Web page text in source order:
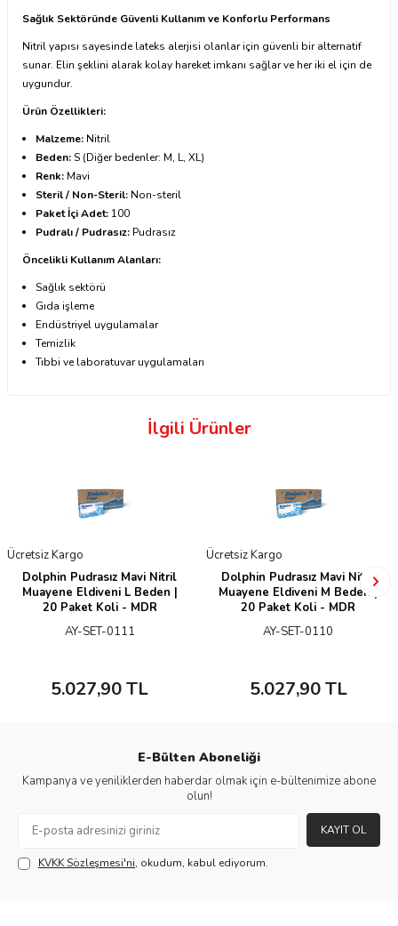
Sağlık Sektöründe Güvenli Kullanım ve Konforlu Performans
Nitril yapısı sayesinde lateks alerjisi olanlar için güvenli bir alternatif
sunar. Elin şeklini alarak kolay hareket imkanı sağlar ve her iki el için de
uygundur.
Ürün Özellikleri:
Malzeme: Nitril
Beden:S (Diğer bedenler: M, L, XL)
Renk: Mavi
Steril / Non-Steril: Non-steril
Paket İçi Adet: 100
Pudralı / Pudrasız: Pudrasız
Öncelikli Kullanım Alanları:
Sağlık sektörü
Gıda işleme
Endüstriyel uygulamalar
Temizlik
Tıbbi ve laboratuvar uygulamaları
İlgili Ürünler
Ücretsiz Kargo
Dolphin Pudrasız Mavi Nitril
Muayene Eldiveni L Beden |
20 Paket Koli - MDR
AY-SET-0111
5.027,90TL
Ücretsiz Kargo
Dolphin Pudrasız Mavi Nitril
Muayene Eldiveni M Beden |
20 Paket Koli - MDR
AY-SET-0110
5.027,90TL
E-Bülten Aboneliği
Kampanya ve yeniliklerden haberdar olmak için e-bültenimize abone
olun!
KAYIT OL
KVKK Sözleşmesi'ni, okudum, kabul ediyorum.